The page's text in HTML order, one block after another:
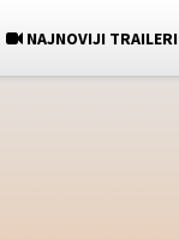
NAJNOVIJI TRAILERI